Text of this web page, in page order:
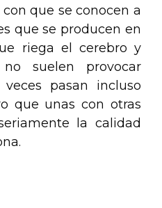
que se conocen a
que se producen en
riega el cerebro y
suelen provocar
pasan incluso
que unas con otras
la calidad